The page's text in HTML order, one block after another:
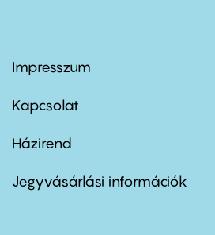
Footer
first
Impresszum
Kapcsolat
Footer
second
Házirend
Jegyvásárlási információk